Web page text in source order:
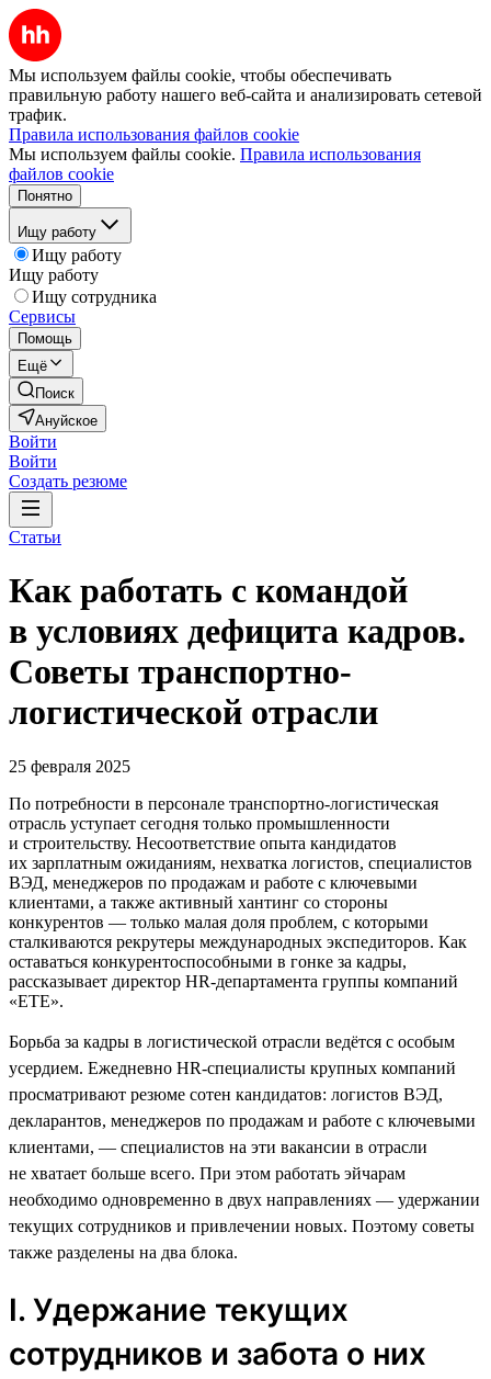
Мы используем файлы cookie, чтобы обеспечивать
правильную работу нашего веб-сайта и анализировать сетевой
трафик.
Правила использования файлов cookie
Мы используем файлы cookie. Правила использования
файлов cookie
Понятно
Ищу работу
Ищу работу
Ищу работу
Ищу сотрудника
Сервисы
Помощь
Ещё
Поиск
Ануйское
Войти
Войти
Создать резюме
Статьи
Как работать с командой
в условиях дефицита кадров.
Советы транспортно-
логистической отрасли
25 февраля 2025
По потребности в персонале транспортно-логистическая
отрасль уступает сегодня только промышленности
и строительству. Несоответствие опыта кандидатов
их зарплатным ожиданиям, нехватка логистов, специалистов
ВЭД, менеджеров по продажам и работе с ключевыми
клиентами, а также активный хантинг со стороны
конкурентов — только малая доля проблем, с которыми
сталкиваются рекрутеры международных экспедиторов. Как
оставаться конкурентоспособными в гонке за кадры,
рассказывает директор HR-департамента группы компаний
«ЕТЕ».
Борьба за кадры в логистической отрасли ведётся с особым
усердием. Ежедневно HR-специалисты крупных компаний
просматривают резюме сотен кандидатов: логистов ВЭД,
декларантов, менеджеров по продажам и работе с ключевыми
клиентами, — специалистов на эти вакансии в отрасли
не хватает больше всего. При этом работать эйчарам
необходимо одновременно в двух направлениях — удержании
текущих сотрудников и привлечении новых. Поэтому советы
также разделены на два блока.
I. Удержание текущих
сотрудников и забота о них